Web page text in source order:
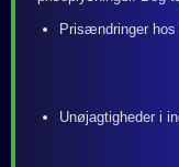
Prisændringer hos
Unøjagtigheder i